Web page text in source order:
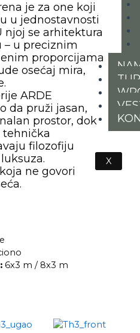
X
je za one koji
u jednostavnosti
njoj se arhitektura
– u preciznim
proporcijama
osećaj mira,
ARDE
da pruži jasan,
prostor, dok
tehnička
filozofiju
ne govori
6x3 m / 8x3 m